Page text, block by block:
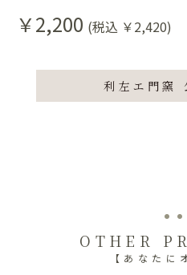
￥2,200 (税込 ￥2,420)
利左エ門窯
OTHER
【あなたに